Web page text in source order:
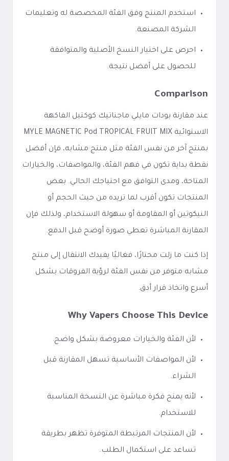
استخدم المنتج وفق الفئة المخصصة له وتعليمات
الشركة المصنعة.
احرص على اختيار النسخ الأصلية والمتوافقة
للحصول على أفضل نتيجة.
Comparison
عند مقارنة بودات مايلي ماجناتيك كوكتيل الفاكهة
الاستوائية MYLE MAGNETIC Pod TROPICAL FRUIT MIX
بمنتج آخر من نفس الفئة مثل منتج مشابه، فإن أفضل
نقطة بداية تكون في فهم الفئة، والمواصفات، والخيارات
المتاحة، ومدى التوافق مع احتياجك الحالي. بعض
المنتجات تكون أقرب لما تريده من حيث الحجم أو
النيكوتين أو المقاومة أو سهولة الاستخدام، ولذلك فإن
المقارنة المباشرة تعطي صورة أوضح قبل الدفع.
إذا كنت ما زلت محتارًا، فغالبًا يفيدك الانتقال إلى منتج
مشابه متوفر من نفس الفئة لرؤية الفروقات بشكل
أسرع واتخاذ قرار أدق.
Why Vapers Choose This Device
لأن الفئة والخيارات معروضة بشكل واضح.
لأن المواصفات الأساسية تسهل المقارنة قبل
الشراء.
لأنه يمنح فكرة مباشرة عن النسخة المناسبة
للاستخدام.
لأن المنتجات المرتبطة المتوفرة تظهر بطريقة
تساعد على استكمال الطلب.